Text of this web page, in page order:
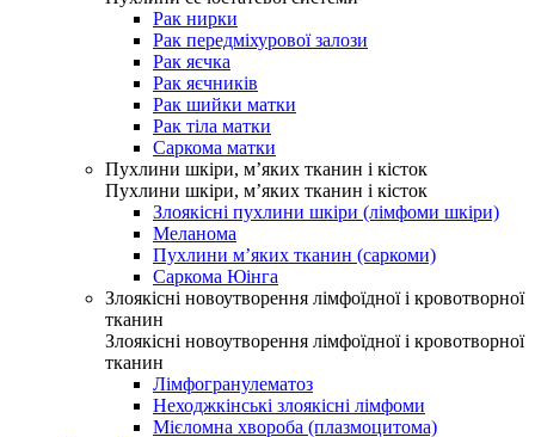
Рак нирки
Рак передміхурової залози
Рак яєчка
Рак яєчників
Рак шийки матки
Рак тіла матки
Саркома матки
Пухлини шкіри, м’яких тканин і кісток
Пухлини шкіри, м’яких тканин і кісток
Злоякісні пухлини шкіри (лімфоми шкіри)
Меланома
Пухлини м’яких тканин (саркоми)
Саркома Юінга
Злоякісні новоутворення лімфоїдної і кровотворної
тканин
Злоякісні новоутворення лімфоїдної і кровотворної
тканин
Лімфогранулематоз
Неходжкінські злоякісні лімфоми
Мієломна хвороба (плазмоцитома)